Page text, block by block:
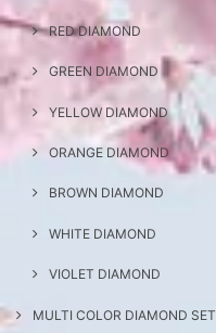
RED DIAMOND
GREEN DIAMOND
YELLOW DIAMOND
ORANGE DIAMOND
BROWN DIAMOND
WHITE DIAMOND
VIOLET DIAMOND
MULTI COLOR DIAMOND SET